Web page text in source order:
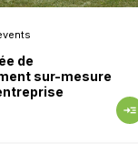
de
sur-mesure
read_more